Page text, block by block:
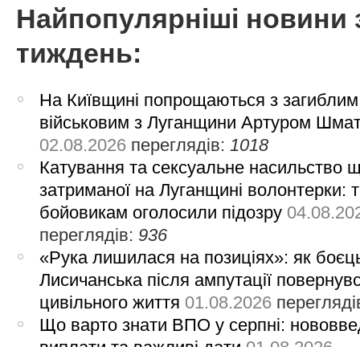
Найпопулярніші новини
тиждень:
На Київщині попрощаються з загиблим
військовим з Луганщини Артуром
02.08.2026 переглядів: 1018
Катування та сексуальне насильство
затриманої на Луганщині волонтерки:
бойовикам оголосили підозру
переглядів: 936
«Рука лишилася на позиціях»: як
Лисичанська після ампутації
цивільного життя 01.08.2026
Що варто знати ВПО у серпні: